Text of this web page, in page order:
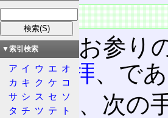
神社のお参り
拍手一拝、で
手水は、次の
▼索引検索
ア イ ウ エ オ
カ キ ク ケ コ
サ シ ス セ ソ
タ チ ツ テ
ト